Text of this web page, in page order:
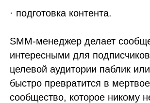
· подготовка контента.
SMM-менеджер делает
интересными для
целевой аудитории паблик
быстро превратится в мертвое
сообщество, которое никому